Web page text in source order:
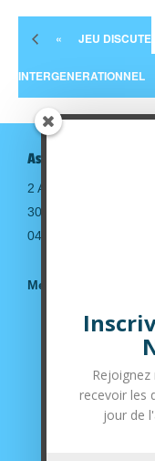
« JEU DISCUTE
INTERGENERATIONNEL
Association Temps
2 Avenue de la gare
30190 Saint-Geniès
04.66.63.14.36
Mentions légales
Suivez-
recevoir les
jour de